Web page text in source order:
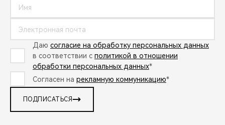
Даю согласие на обработку персональных данных
в соответствии с политикой в отношении
обработки персональных данных*
Согласен на рекламную коммуникацию*
ПОДПИСАТЬСЯ